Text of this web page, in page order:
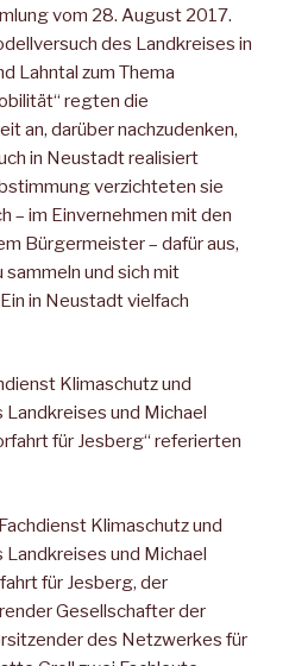
vom 28. August 2017.
des Landkreises in
Lahntal zum Thema
regten die
an, darüber nachzudenken,
in Neustadt realisiert
verzichteten sie
– im Einvernehmen mit den
Bürgermeister – dafür aus,
und sich mit
in Neustadt vielfach
Klimaschutz und
und Michael
für Jesberg“ referierten
Klimaschutz und
und Michael
für Jesberg, der
Gesellschafter der
des Netzwerkes für